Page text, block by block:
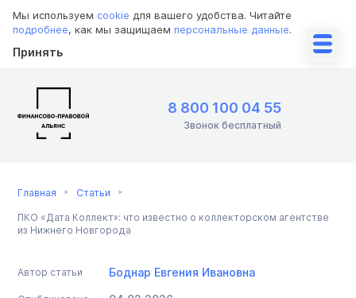
Мы используем cookie для вашего удобства. Читайте
подробнее, как мы защищаем персональные данные.
Принять
8 800 100 04 55
Звонок бесплатный
Главная Статьи
ПКО «Дата Коллект»: что известно о коллекторском агентстве
из Нижнего Новгорода
Автор статьи Боднар Евгения Ивановна